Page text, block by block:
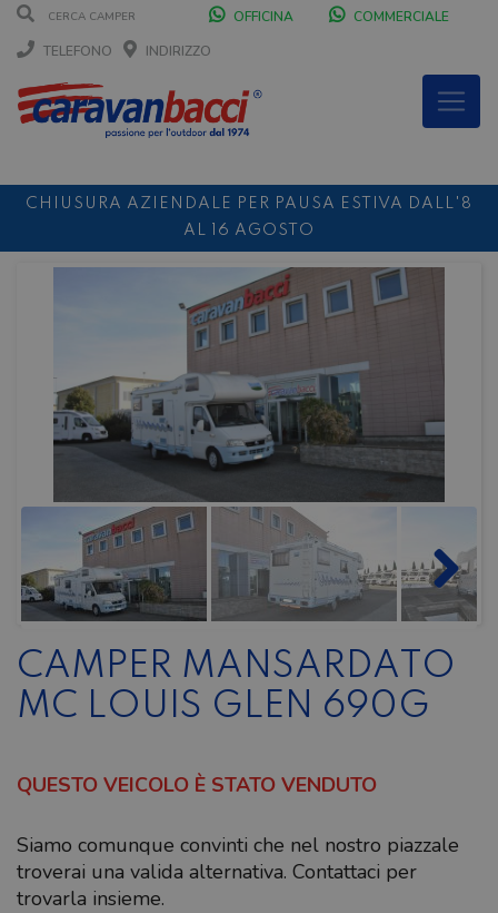
OFFICINA
COMMERCIALE
TELEFONO
INDIRIZZO
CHIUSURA AZIENDALE PER PAUSA ESTIVA DALL'8
AL 16 AGOSTO
DURANTE IL MESE DI AGOSTO SIAMO CHIUSI IL
SABATO POMERIGGIO
NOLEGGIO ENTRO IL 31.08
NOLEGGI DI SETTEMBRE
CAMPER MANSARDATO
MC LOUIS GLEN 690G
QUESTO VEICOLO È STATO VENDUTO
Siamo comunque convinti che nel nostro piazzale
troverai una valida alternativa. Contattaci per
trovarla insieme.